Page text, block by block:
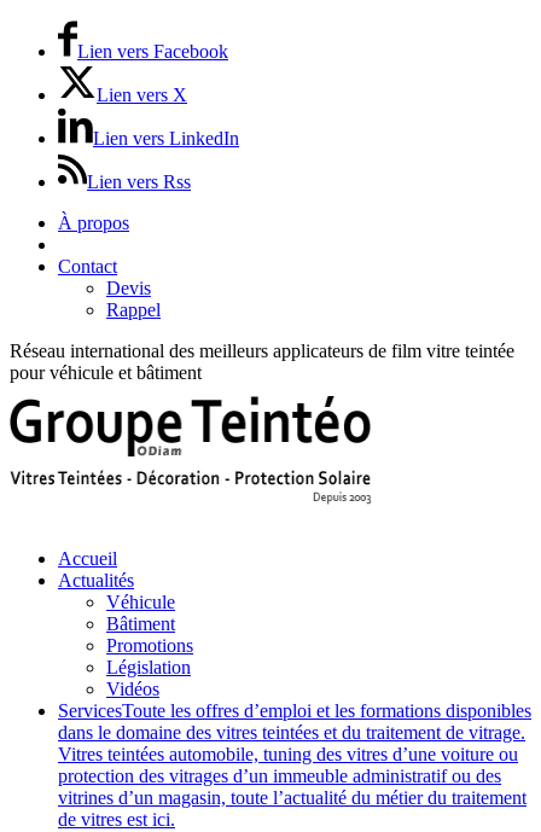
Lien vers Facebook
Lien vers X
Lien vers LinkedIn
Lien vers Rss
À propos
Contact
Devis
Rappel
Réseau international des meilleurs applicateurs de film vitre teintée
pour véhicule et bâtiment
Accueil
Actualités
Véhicule
Bâtiment
Promotions
Législation
Vidéos
ServicesToute les offres d’emploi et les formations disponibles
dans le domaine des vitres teintées et du traitement de vitrage.
Vitres teintées automobile, tuning des vitres d’une voiture ou
protection des vitrages d’un immeuble administratif ou des
vitrines d’un magasin, toute l’actualité du métier du traitement
de vitres est ici.